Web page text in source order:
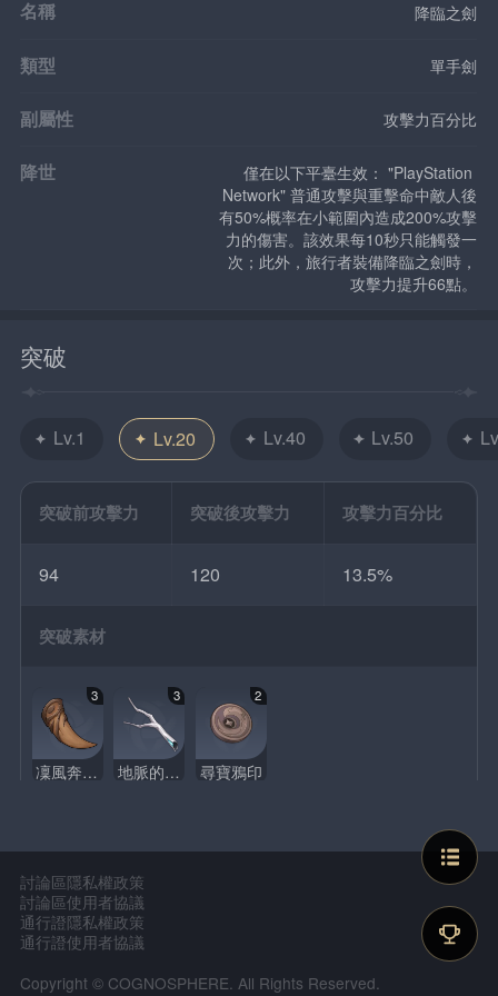
名稱 降臨之劍
類型 單手劍
副屬性 攻擊力百分比
降世
僅在以下平臺生效： "PlayStation
Network" 普通攻擊與重擊命中敵人後
有50%概率在小範圍內造成200%攻擊
力的傷害。該效果每10秒只能觸發一
次；此外，旅行者裝備降臨之劍時，
攻擊力提升66點。
突破
Lv.1 Lv.20 Lv.40 Lv.50
突破前攻擊力 突破後攻擊力 攻擊力百分比
94 120 13.5%
突破素材
3
凜風奔狼的始齔
3
地脈的舊枝
2
尋寶鴉印
討論區隱私權政策
討論區使用者協議
通行證隱私權政策
通行證使用者協議
Copyright © COGNOSPHERE. All Rights Reserved.